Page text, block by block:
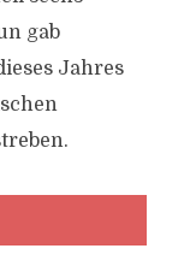
gab
Jahres